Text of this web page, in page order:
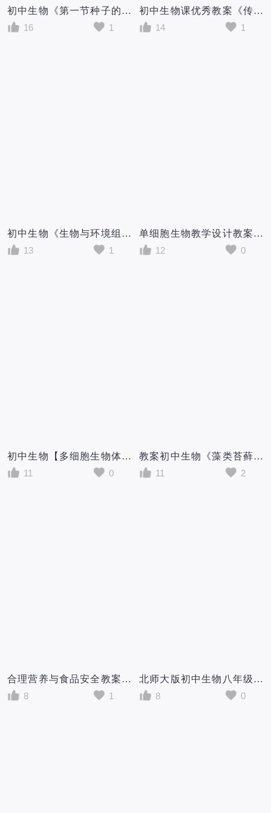
初中生物《第一节种子的萌发》教案基于学科核心素养的教学设计及教学反
16
1
初中生物课优秀教案《传染病及其预防》的教学设计
14
1
初中生物《生物与环境组成生态系统》教案基于学科核心素养的教学设计...
13
1
单细胞生物教学设计教案3篇初中生物单细胞生物教案
12
0
初中生物【多细胞生物体的结构层次】教案教学设计-
11
0
教案初中生物《藻类苔藓和蕨类植物》教学设计
11
2
合理营养与食品安全教案/初中生物七年级下册《合理营养与食品安全》教学设计
8
1
北师大版初中生物八年级上册教案新部编本《先天性行为和后天学习行为》教学设计新部编版
8
0